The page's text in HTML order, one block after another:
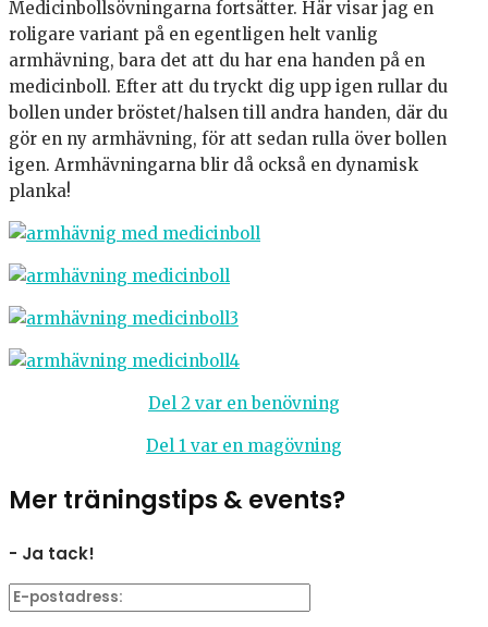
Medicinbollsövningarna fortsätter. Här visar jag en
roligare variant på en egentligen helt vanlig
armhävning, bara det att du har ena handen på en
medicinboll. Efter att du tryckt dig upp igen rullar du
bollen under bröstet/halsen till andra handen, där du
gör en ny armhävning, för att sedan rulla över bollen
igen. Armhävningarna blir då också en dynamisk
planka!
Del 2 var en benövning
Del 1 var en magövning
Mer träningstips & events?
- Ja tack!